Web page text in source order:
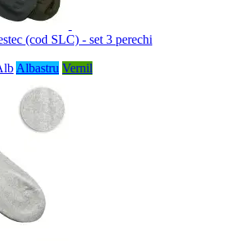
(cod SLC) - set 3 perechi
Albastru Vernil